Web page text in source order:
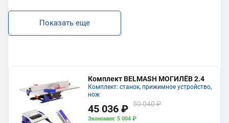
Показать еще
Комплект BELMASH МОГИЛЁВ 2.4
Комплект: станок, прижимное устройство,
нож
45 036 ₽ 50 040 ₽
Экономия: 5 004 ₽